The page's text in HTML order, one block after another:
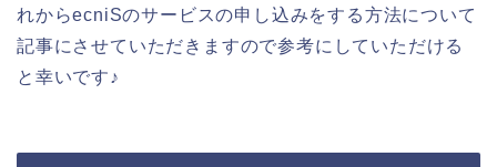
れからecniSのサービスの申し込みをする方法について
記事にさせていただきますので参考にしていただける
と幸いです♪